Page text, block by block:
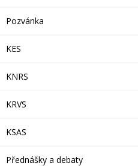
Pozvánka
KES
KNRS
KRVS
KSAS
Přednášky a debaty